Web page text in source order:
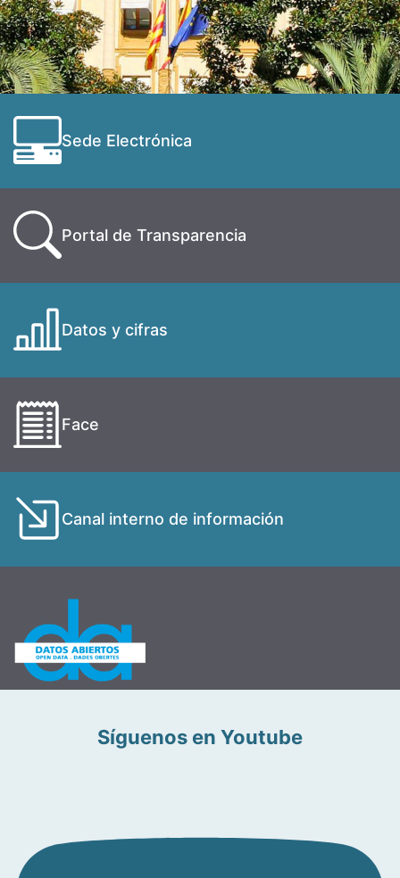
Sede Electrónica
Portal de Transparencia
Datos y cifras
Face
Canal interno de información
Síguenos en Youtube